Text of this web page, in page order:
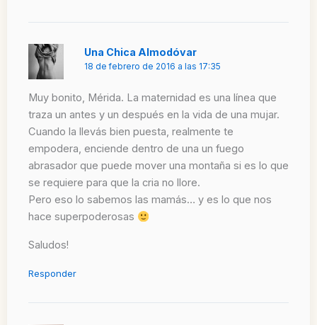
Una Chica Almodóvar
18 de febrero de 2016 a las 17:35
Muy bonito, Mérida. La maternidad es una línea que
traza un antes y un después en la vida de una mujar.
Cuando la llevás bien puesta, realmente te
empodera, enciende dentro de una un fuego
abrasador que puede mover una montaña si es lo que
se requiere para que la cria no llore.
Pero eso lo sabemos las mamás… y es lo que nos
hace superpoderosas
Saludos!
Responder